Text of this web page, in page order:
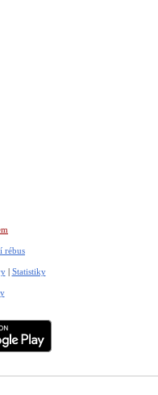
rébus
| Statistiky